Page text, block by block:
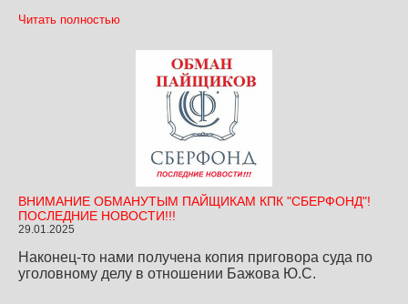
Читать полностью
ВНИМАНИЕ ОБМАНУТЫМ ПАЙЩИКАМ КПК "СБЕРФОНД"!
ПОСЛЕДНИЕ НОВОСТИ!!!
29.01.2025
Наконец-то нами получена копия приговора суда по
уголовному делу в отношении Бажова Ю.С.